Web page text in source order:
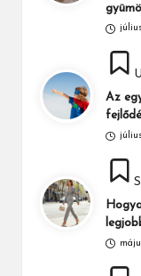
Az
Posted